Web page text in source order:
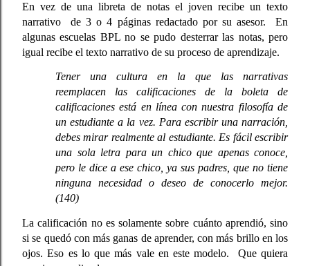
En vez de una libreta de notas el joven recibe un texto
narrativo  de 3 o 4 páginas redactado por su asesor.  En
algunas escuelas BPL no se pudo desterrar las notas, pero
igual recibe el texto narrativo de su proceso de aprendizaje.
Tener una cultura en la que las narrativas
reemplacen las calificaciones de la boleta de
calificaciones está en línea con nuestra filosofía de
un estudiante a la vez. Para escribir una narración,
debes mirar realmente al estudiante. Es fácil escribir
una sola letra para un chico que apenas conoce,
pero le dice a ese chico, ya sus padres, que no tiene
ninguna necesidad o deseo de conocerlo mejor.
(140)
La calificación no es solamente sobre cuánto aprendió, sino
si se quedó con más ganas de aprender, con más brillo en los
ojos. Eso es lo que más vale en este modelo.  Que quiera